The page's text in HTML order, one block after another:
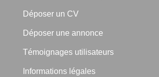
Déposer un CV
Déposer une annonce
Témoignages utilisateurs
Informations légales